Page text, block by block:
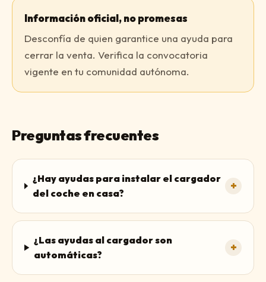
Información oficial, no promesas
Desconfía de quien garantice una ayuda para
cerrar la venta. Verifica la convocatoria
vigente en tu comunidad autónoma.
Preguntas frecuentes
¿Hay ayudas para instalar el cargador
del coche en casa?
+
¿Las ayudas al cargador son
automáticas?
+